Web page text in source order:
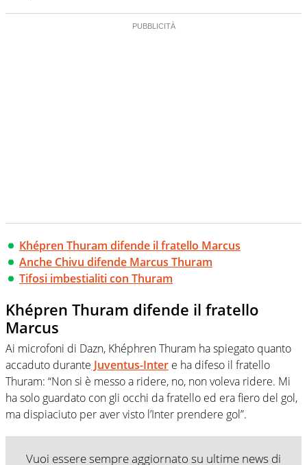
Khépren Thuram difende il fratello Marcus
Anche Chivu difende Marcus Thuram
Tifosi imbestialiti con Thuram
Khépren Thuram difende il fratello
Marcus
Ai microfoni di Dazn, Khéphren Thuram ha spiegato quanto
accaduto durante Juventus-Inter e ha difeso il fratello
Thuram: “Non si è messo a ridere, no, non voleva ridere. Mi
ha solo guardato con gli occhi da fratello ed era fiero del gol,
ma dispiaciuto per aver visto l’Inter prendere gol”.
Vuoi essere sempre aggiornato su ultime news di